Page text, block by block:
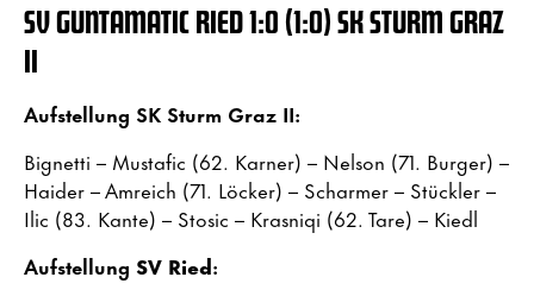
SV GUNTAMATICRIED1:0 (1:0)SK STURM GRAZ
II
Aufstellung SK Sturm Graz II:
Bignetti – Mustafic (62. Karner) – Nelson (71. Burger) –
Haider – Amreich (71. Löcker) – Scharmer – Stückler –
Ilic (83. Kante) – Stosic – Krasniqi (62. Tare) – Kiedl
Aufstellung SV Ried: